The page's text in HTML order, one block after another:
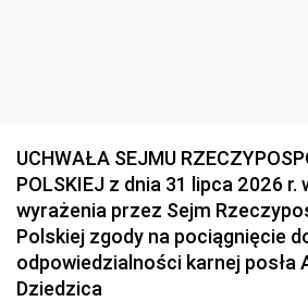
UCHWAŁA SEJMU
POLSKIEJ z dnia 31 lipca 2026 r.
wyrażenia przez Sejm
Polskiej zgody na pociągnięcie
odpowiedzialności karnej posła
Dziedzica